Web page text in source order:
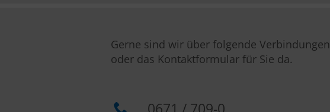
Gerne sind wir über folgende Verbindungen
oder das Kontaktformular für Sie da.
0671 / 709-0